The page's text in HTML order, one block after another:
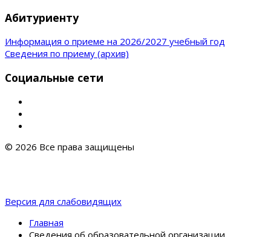
Абитуриенту
Информация о приеме на 2026/2027 учебный год
Сведения по приему (архив)
Социальные сети
© 2026 Все права защищены
Версия для слабовидящих
Главная